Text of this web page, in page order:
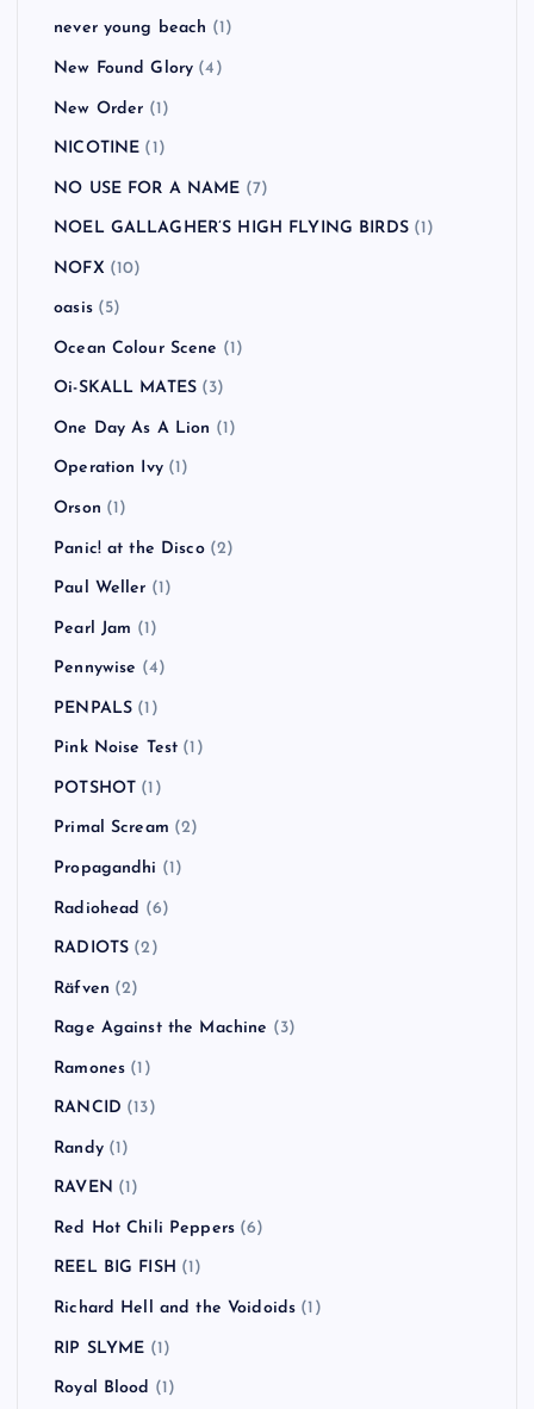
never young beach (1)
New Found Glory (4)
New Order (1)
NICOTINE (1)
NO USE FOR A NAME (7)
NOEL GALLAGHER’S HIGH FLYING BIRDS(1)
NOFX (10)
oasis(5)
Ocean Colour Scene (1)
Oi-SKALL MATES (3)
One Day As A Lion (1)
Operation Ivy(1)
Orson (1)
Panic! at the Disco(2)
Paul Weller (1)
Pearl Jam (1)
Pennywise (4)
PENPALS (1)
Pink Noise Test (1)
POTSHOT (1)
Primal Scream (2)
Propagandhi (1)
Radiohead (6)
RADIOTS (2)
Räfven (2)
Rage Against the Machine (3)
Ramones (1)
RANCID (13)
Randy(1)
RAVEN (1)
Red Hot Chili Peppers (6)
REEL BIG FISH (1)
Richard Hell and the Voidoids (1)
RIP SLYME (1)
Royal Blood (1)